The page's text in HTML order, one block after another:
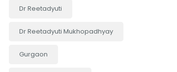
Dr Reetadyuti
Dr Reetadyuti Mukhopadhyay
Gurgaon